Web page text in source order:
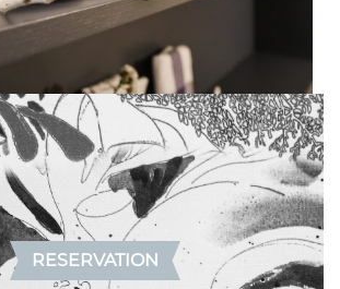
RESERVATION